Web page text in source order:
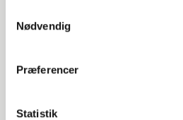
Nødvendig
Præferencer
Statistik